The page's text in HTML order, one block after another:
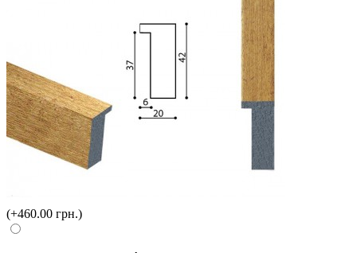
(+460.00 грн.)